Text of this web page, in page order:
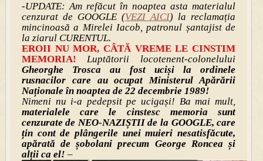
-UPDATE: Am refăcut în noaptea asta materialul
cenzurat de GOOGLE (VEZI AICI) la reclamația
mincinoasă a Mirelei Iacob, patronul șantajist de
la ziarul CURENTUL.
EROII NU MOR, CÂTĂ VREME LE CINSTIM
MEMORIA! Luptătorii locotenent-colonelului
Gheorghe Trosca
au fost uciși la ordinele
rusnacilor care au ocupat Ministerul Apărării
Naționale în noaptea de 22 decembrie 1989!
Nimeni nu i-a pedepsit pe ucigași! Ba mai mult,
materialele care le cinstesc memoria sunt
cenzurate de NEO-NAZIȘTII de la GOOGLE, care
țin cont de plângerile unei muieri nesatisfăcute,
apărată de șobolani precum George Roncea și
alții ca el! –